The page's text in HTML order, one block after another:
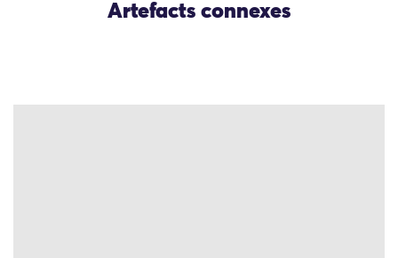
Artefacts connexes